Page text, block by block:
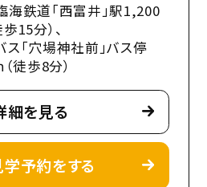
海鉄道「西富井」駅1,200
15分）、
ス「穴場神社前」バス停
徒歩8分）
細を見る
学予約をする